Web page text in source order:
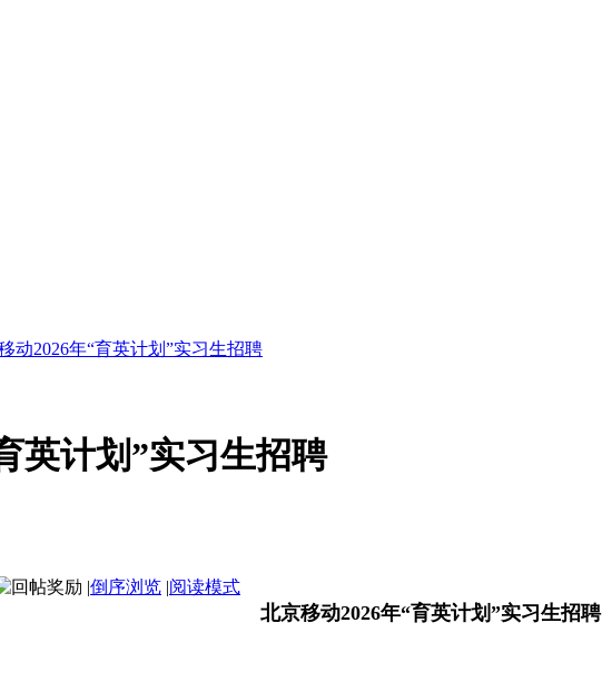
动2026年“育英计划”实习生招聘
英计划”实习生招聘
|倒序浏览 |阅读模式
北京移动2026年“育英计划”实习生招聘